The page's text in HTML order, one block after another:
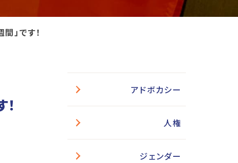
」です！
アドボカシー
人権
ジェンダー